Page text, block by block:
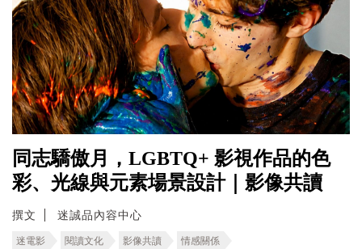
同志驕傲月，LGBTQ+ 影視作品的色
彩、光線與元素場景設計｜影像共讀
撰文 迷誠品內容中心
迷電影 閱讀文化 影像共讀 情感關係